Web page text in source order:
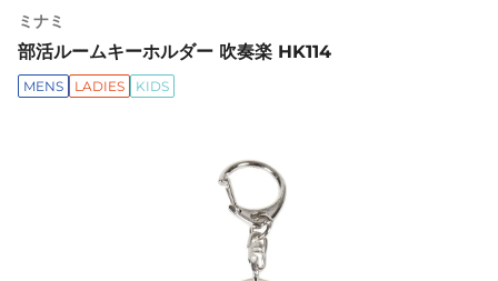
ミナミ
部活ルームキーホルダー 吹奏楽 HK114
MENS LADIES KIDS